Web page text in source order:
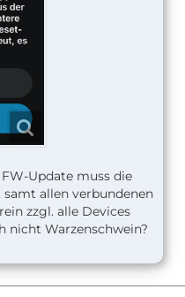
Update muss die
samt allen verbundenen
zzgl. alle Devices
nicht Warzenschwein?